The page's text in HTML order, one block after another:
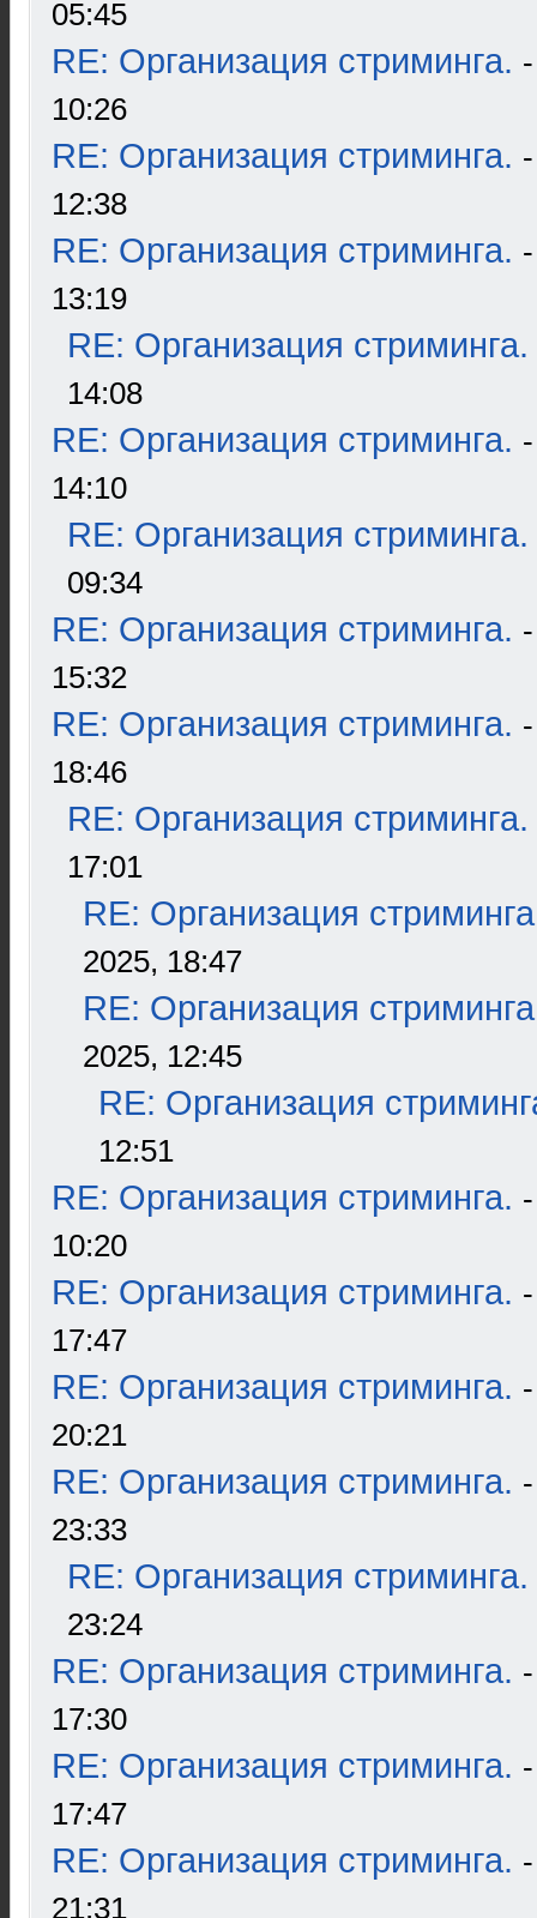
05:45
RE: Организация стриминга.
10:26
RE: Организация стриминга.
12:38
RE: Организация стриминга.
13:19
RE: Организация стриминга.
14:08
RE: Организация стриминга.
14:10
RE: Организация стриминга.
09:34
RE: Организация стриминга.
15:32
RE: Организация стриминга.
18:46
RE: Организация стриминга.
17:01
RE: Организация
2025, 18:47
RE: Организация
2025, 12:45
RE: Организация
12:51
RE: Организация стриминга.
10:20
RE: Организация стриминга.
17:47
RE: Организация стриминга.
20:21
RE: Организация стриминга.
23:33
RE: Организация стриминга.
23:24
RE: Организация стриминга.
17:30
RE: Организация стриминга.
17:47
RE: Организация стриминга.
21:31